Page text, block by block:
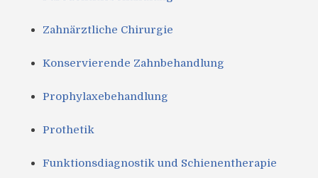
Zahnärztliche Chirurgie
Konservierende Zahnbehandlung
Prophylaxebehandlung
Prothetik
Funktionsdiagnostik und Schienentherapie